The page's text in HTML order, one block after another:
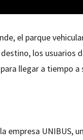
el parque
los usuarios
llegar a tiempo
empresa UNIBUS,